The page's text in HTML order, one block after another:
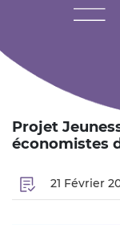
Projet
économistes
21 Février